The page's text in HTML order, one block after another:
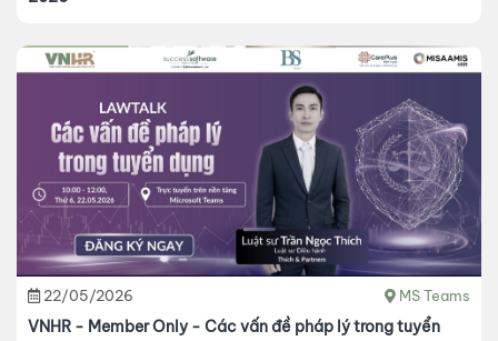
22/05/2026 MS Teams
VNHR - Member Only - Các vấn đề pháp lý trong tuyển